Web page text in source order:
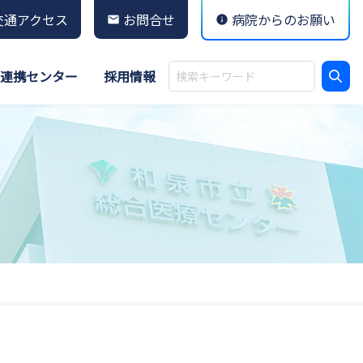
通アクセス お問合せ 病院からのお願い
携センター 採用情報